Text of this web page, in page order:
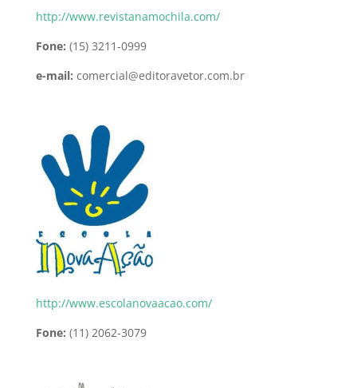
http://www.revistanamochila.com/
Fone: (15) 3211-0999
e-mail: comercial@editoravetor.com.br
http://www.escolanovaacao.com/
Fone: (11) 2062-3079